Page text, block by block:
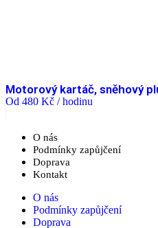
Motorový kartáč, sněhový
Od 480 Kč / hodinu
O nás
Podmínky zapůjčení
Doprava
Kontakt
O nás
Podmínky zapůjčení
Doprava